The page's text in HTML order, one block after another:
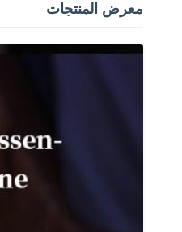
معرض المنتجات